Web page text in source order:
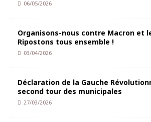
06/05/2026
Organisons-nous contre Macron et
Ripostons tous ensemble !
03/04/2026
Déclaration de la Gauche
second tour des municipales
27/03/2026